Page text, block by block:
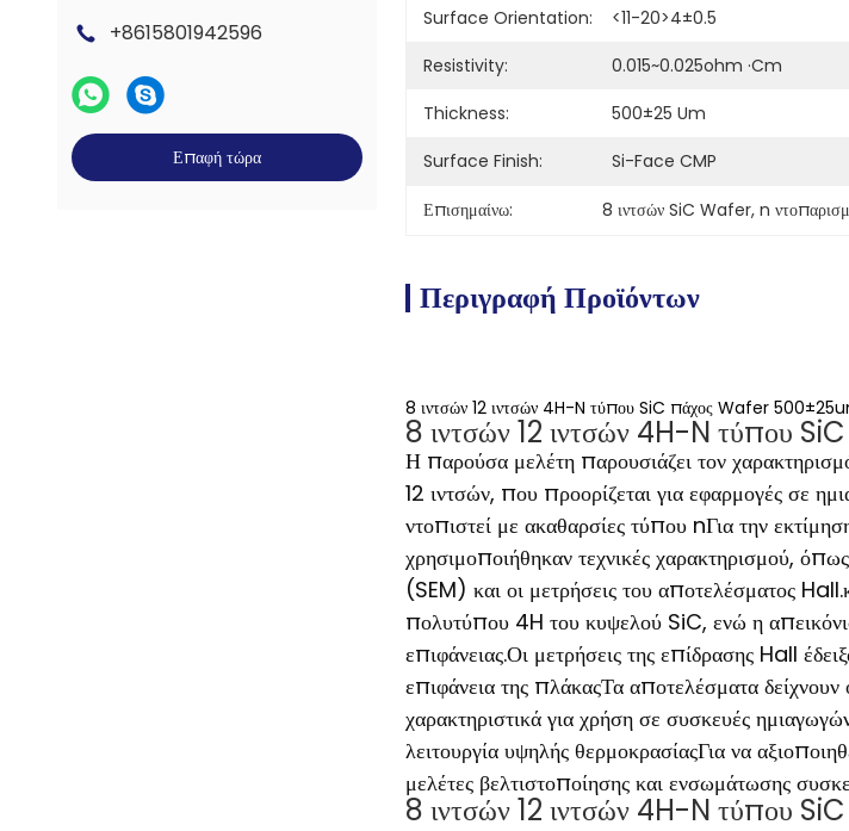
+8615801942596
Επαφή τώρα
Surface Orientation:
<11-20>4±0.5
Resistivity:
0.015~0.025ohm ·cm
Thickness:
500±25 Um
Surface Finish:
Si-Face CMP
Επισημαίνω: 8 ιντσών SiC Wafer, n
Περιγραφή Προϊόντων
8 ιντσών 12 ιντσών 4H-N τύπου SiC πάχος Wafer
8 ιντσών 12 ιντσών 4H-N τύπου
Η παρούσα μελέτη παρουσιάζει τον
12 ιντσών, που προορίζεται για εφαρμογές σε
ντοπιστεί με ακαθαρσίες τύπου nΓια την
χρησιμοποιήθηκαν τεχνικές χαρακτηρισμού,
(SEM) και οι μετρήσεις του αποτελέσματος
πολυτύπου 4H του κυψελού SiC, ενώ η
επιφάνειας.Οι μετρήσεις της επίδρασης Hall
επιφάνεια της πλάκαςΤα αποτελέσματα
χαρακτηριστικά για χρήση σε συσκευές
λειτουργία υψηλής θερμοκρασίαςΓια να
μελέτες βελτιστοποίησης και ενσωμάτωσης
8 ιντσών 12 ιντσών 4H-N τύπου